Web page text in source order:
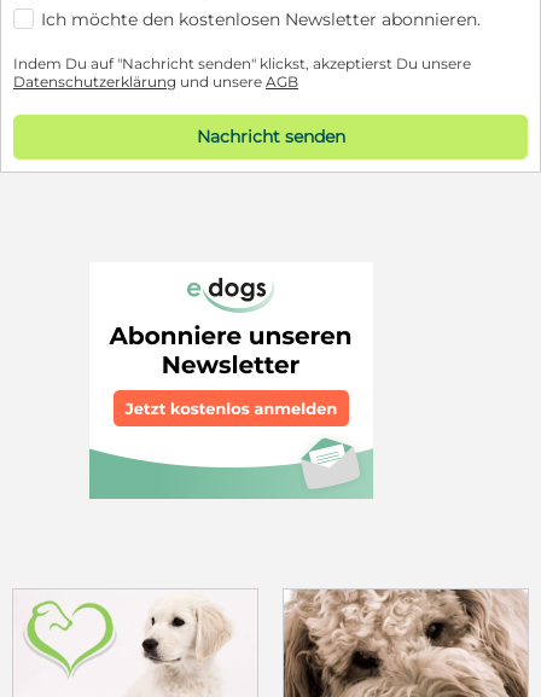
Ich möchte den kostenlosen Newsletter abonnieren.
Indem Du auf "Nachricht senden" klickst, akzeptierst Du unsere
Datenschutzerklärung und unsere AGB
Nachricht senden